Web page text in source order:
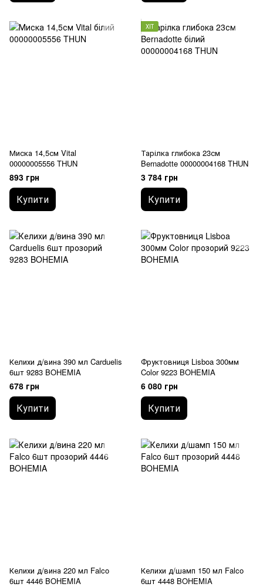
Миска 14,5см Vital
00000005556 THUN
893 грн
Купити
ХІТ
Тарілка глибока 23см
Bernadotte 00000004168 THUN
3 784 грн
Купити
Келихи д/вина 390 мл Carduelis
6шт 9283 BOHEMIA
678 грн
Купити
Фруктовниця Lisboa 300мм
Color 9223 BOHEMIA
6 080 грн
Купити
Келихи д/вина 220 мл Falco
6шт 4446 BOHEMIA
Келихи д/шамп 150 мл Falco
6шт 4448 BOHEMIA